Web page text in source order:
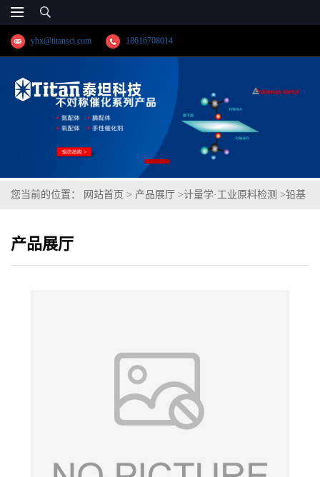
yhx@titansci.com 18616708014
您当前的位置： 网站首页 > 产品展厅 >计量学·工业原料检测 >铅基
产品展厅